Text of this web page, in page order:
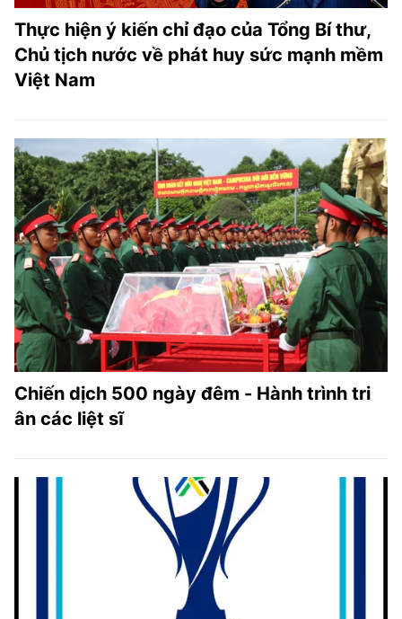
Thực hiện ý kiến chỉ đạo của Tổng Bí thư,
Chủ tịch nước về phát huy sức mạnh mềm
Việt Nam
Chiến dịch 500 ngày đêm - Hành trình tri
ân các liệt sĩ